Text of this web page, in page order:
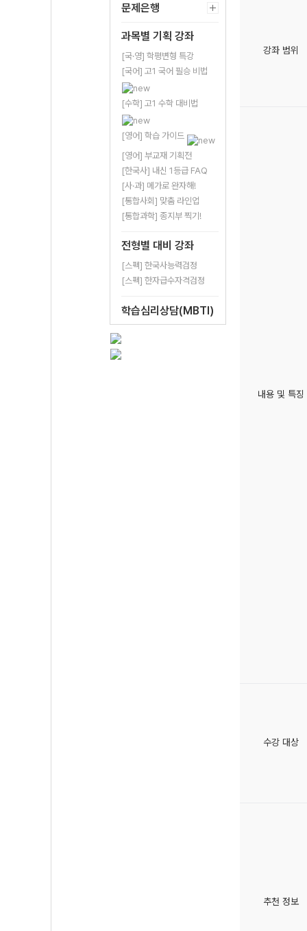
문제은행
과목별 기획 강좌
[국·영] 학평변형 특강
[국어] 고1 국어 필승 비법
[수학] 고1 수학 대비법
[영어] 학습 가이드
[영어] 부교재 기획전
[한국사] 내신 1등급 FAQ
[사·과] 메가로 완자해!
[통합사회] 맞춤 라인업
[통합과학] 종지부 찍기!
전형별 대비 강좌
[스펙] 한국사능력검정
[스펙] 한자급수자격검정
학습심리상담(MBTI)
강좌 범위
내용 및 특징
수강 대상
추천 정보